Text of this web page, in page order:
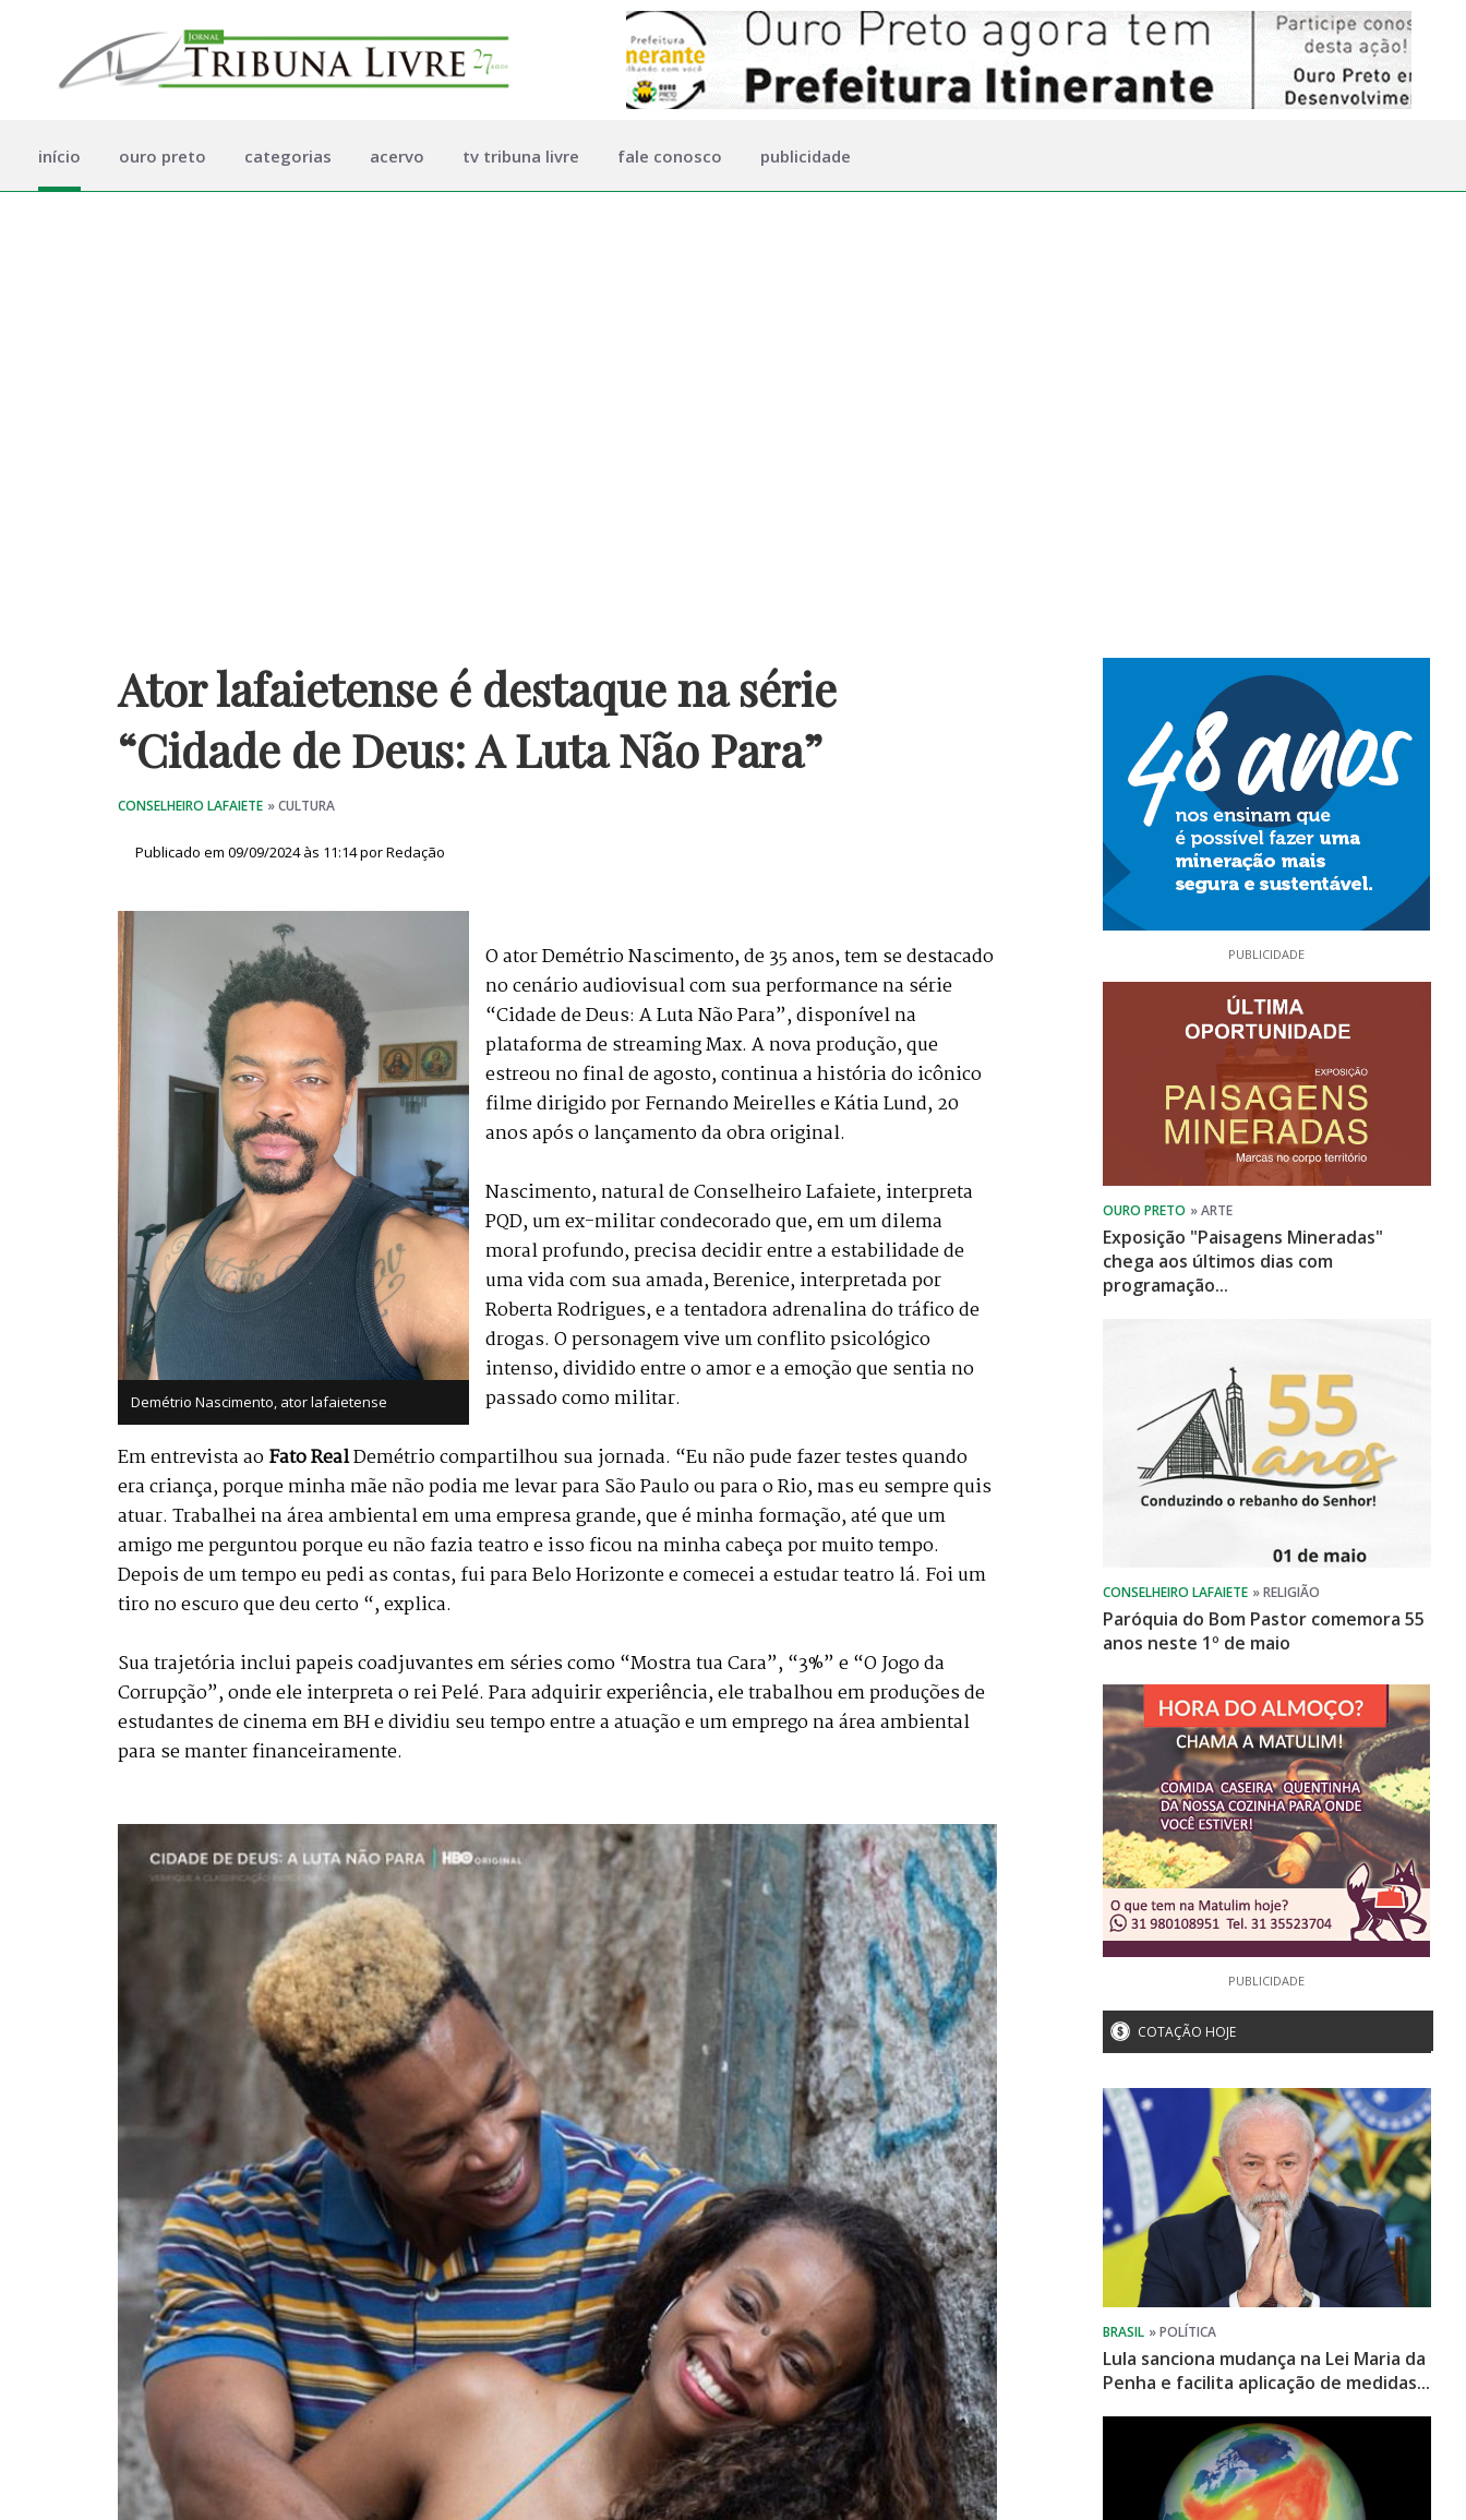
início ouro preto categorias acervo tv tribuna livre fale conosco publicidade
Ator lafaietense é destaque na série
“Cidade de Deus: A Luta Não Para”
Publicado em 09/09/2024 às 11:14 por Redação
Demétrio Nascimento, ator lafaietense
O ator Demétrio Nascimento, de 35 anos, tem se destacado
no cenário audiovisual com sua performance na série
“Cidade de Deus: A Luta Não Para”, disponível na
plataforma de streaming Max. A nova produção, que
estreou no final de agosto, continua a história do icônico
filme dirigido por Fernando Meirelles e Kátia Lund, 20
anos após o lançamento da obra original.
Nascimento, natural de Conselheiro Lafaiete, interpreta
PQD, um ex-militar condecorado que, em um dilema
moral profundo, precisa decidir entre a estabilidade de
uma vida com sua amada, Berenice, interpretada por
Roberta Rodrigues, e a tentadora adrenalina do tráfico de
drogas. O personagem vive um conflito psicológico
intenso, dividido entre o amor e a emoção que sentia no
passado como militar.
Em entrevista aoFato RealDemétrio compartilhou sua jornada. “Eu não pude fazer testes quando
era criança, porque minha mãe não podia me levar para São Paulo ou para o Rio, mas eu sempre quis
atuar. Trabalhei na área ambiental em uma empresa grande, que é minha formação, até que um
amigo me perguntou porque eu não fazia teatro e isso ficou na minha cabeça por muito tempo.
Depois de um tempo eu pedi as contas, fui para Belo Horizonte e comecei a estudar teatro lá. Foi um
tiro no escuro que deu certo “, explica.
Sua trajetória inclui papeis coadjuvantes em séries como “Mostra tua Cara”, “3%” e “O Jogo da
Corrupção”, onde ele interpreta o rei Pelé. Para adquirir experiência, ele trabalhou em produções de
estudantes de cinema em BH e dividiu seu tempo entre a atuação e um emprego na área ambiental
para se manter financeiramente.
PUBLICIDADE
Exposição "Paisagens Mineradas"
chega aos últimos dias com
programação...
Paróquia do Bom Pastor comemora 55
anos neste 1º de maio
PUBLICIDADE
COTAÇÃO HOJE
Lula sanciona mudança na Lei Maria da
Penha e facilita aplicação de medidas...